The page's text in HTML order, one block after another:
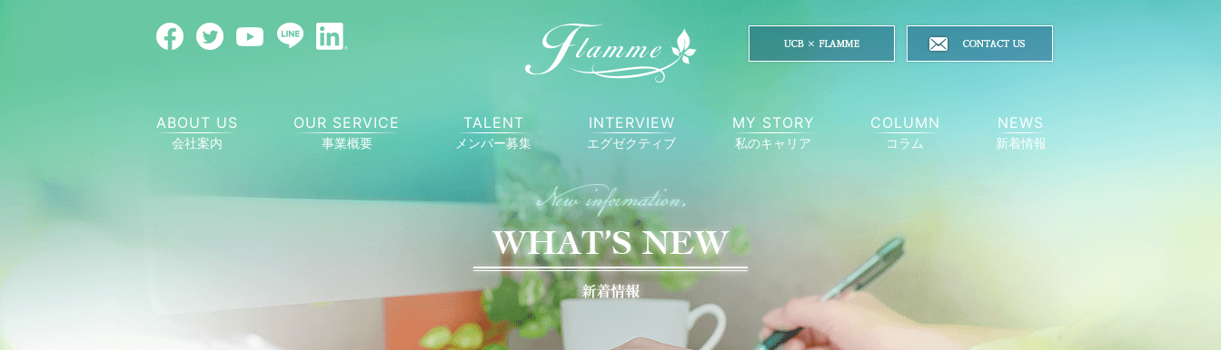
ABOUT US
会社案内
OUR SERVICE
事業概要
TALENT
メンバー募集
INTERVIEW
エグゼクティブ
MY STORY
私のキャリア
COLUMN
コラム
NEWS
新着情報